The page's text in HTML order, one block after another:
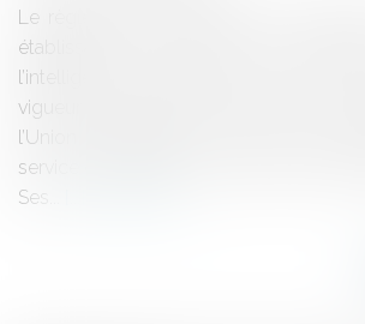
Le règlement européen (UE) 2024/
établissant des règles
l’intelligence artificielle (dit “AI Act” ou
vigueur le 2 août 2024. Ce texte vise à
l’Union européenne la mise sur le
service et l’utilisation de systèmes
Ses...